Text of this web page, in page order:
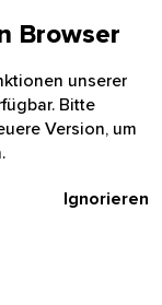
Browser
unserer
Bitte
Version, um
Ignorieren